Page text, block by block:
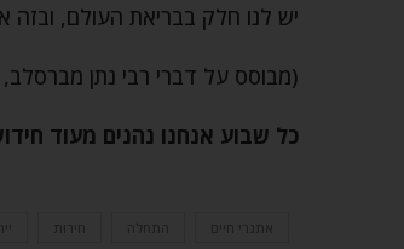
יש לנו חלק בבריאת העולם, ובזה
(מבוסס על דברי רבי נתן
כל שבוע אנחנו נהנים מעוד
אתגרי חיים התחלה חירות